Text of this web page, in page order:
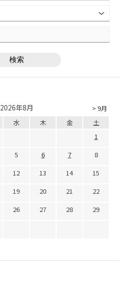
> 9月
2026年8月
水 木 金
土
1
5 6 7
8
12 13 14
15
19 20 21
22
26 27 28
29